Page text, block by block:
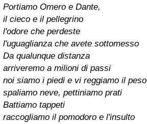
Portiamo Omero e Dante,
il cieco e il pellegrino
l'odore che perdeste
l'uguaglianza che avete sottomesso
Da qualunque distanza
arriveremo a milioni di passi
noi siamo i piedi e vi reggiamo il peso
spaliamo neve, pettiniamo prati
Battiamo tappeti
raccogliamo il pomodoro e l'insulto